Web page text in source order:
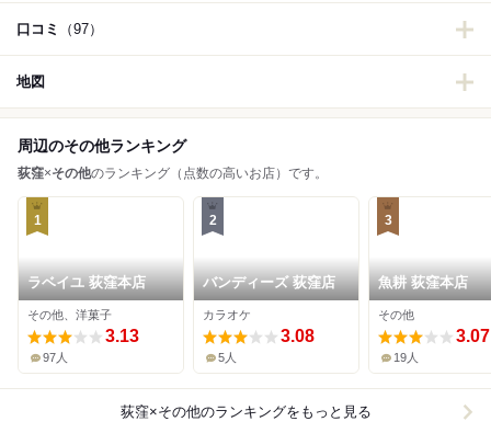
口コミ （97）
地図
周辺のその他ランキング
荻窪×その他のランキング（点数の高いお店）です。
1
ラベイユ 荻窪本店
その他、洋菓子
3.13
97人
2
バンディーズ 荻窪店
カラオケ
3.08
5人
3
魚耕 荻窪本店
その他
3.07
19人
荻窪×その他のランキングをもっと見る